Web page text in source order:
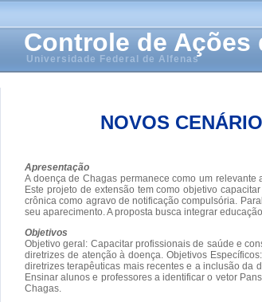
Controle de Ações
Universidade Federal de Alfenas
NOVOS
Apresentação
A doença de Chagas permanece como um
Este projeto de extensão tem como objetivo
crônica como agravo de notificação compulsória.
seu aparecimento. A proposta busca integrar
Objetivos
Objetivo geral: Capacitar profissionais de saúde e
diretrizes de atenção à doença. Objetivos
diretrizes terapêuticas mais recentes e a inclusão da
Ensinar alunos e professores a identificar o vetor
Chagas.